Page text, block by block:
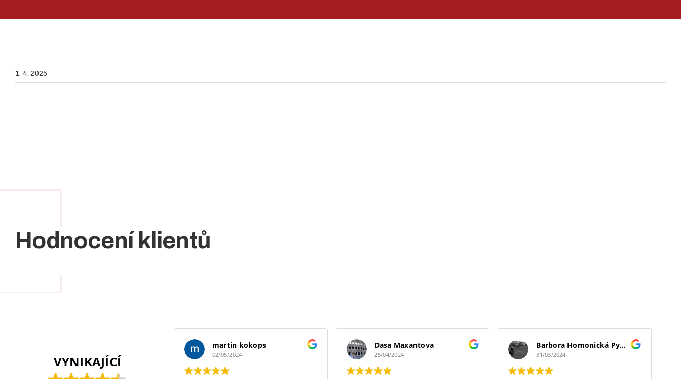
Kariéra
1. 4. 2025
Hodnocení klientů
VYNIKAJÍCÍ
martin kokops
02/05/2024
Dasa Maxantova
25/04/2024
Barbora Homonická Pyšková
31/03/2024